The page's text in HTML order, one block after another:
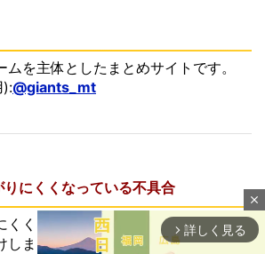
を主体としたまとめサイトです。
):@giants_mt
にくくなっている不具合
くなる不具合が発生していました。
しました。
close
arrow_forward_ios 詳しく見る